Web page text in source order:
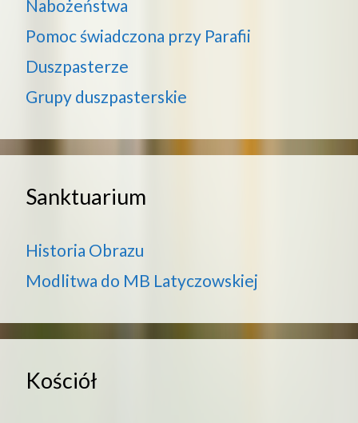
Nabożeństwa
Pomoc świadczona przy Parafii
Duszpasterze
Grupy duszpasterskie
Sanktuarium
Historia Obrazu
Modlitwa do MB Latyczowskiej
Kościół